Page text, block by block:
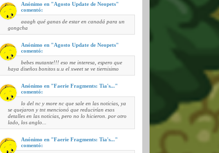
Anónimo en "Agosto Update de Neopets"
comentó:
aaagh qué ganas de estar en canadá para un
gongcha
Anónimo en "Agosto Update de Neopets"
comentó:
bebes mutante!!! eso me interesa, espero que
haya diseños bonitos u.u el xweet se ve tiernisimo
Anónimo en "Faerie Fragments: Tia's..."
comentó:
lo del nc y more nc que sale en las noticias, ya
se quejaron y tnt mencionó que reducirían esos
detalles en las noticias, pero no lo hicieron. por otro
lado, los anglo...
Anónimo en "Faerie Fragments: Tia's..."
comentó: